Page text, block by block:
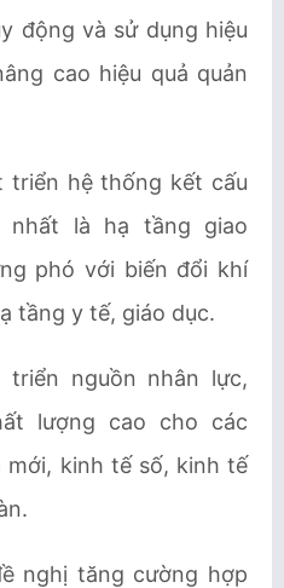
động và sử dụng hiệu
cao hiệu quả quản
triển hệ thống kết cấu
nhất là hạ tầng giao
phó với biến đổi khí
tầng y tế, giáo dục.
nguồn nhân lực,
lượng cao cho các
kinh tế số, kinh tế
nghị tăng cường hợp